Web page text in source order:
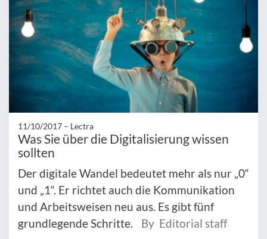
11/10/2017 – Lectra
Was Sie über die Digitalisierung wissen
sollten
Der digitale Wandel bedeutet mehr als nur „0“
und „1“. Er richtet auch die Kommunikation
und Arbeitsweisen neu aus. Es gibt fünf
grundlegende Schritte.
By Editorial staff